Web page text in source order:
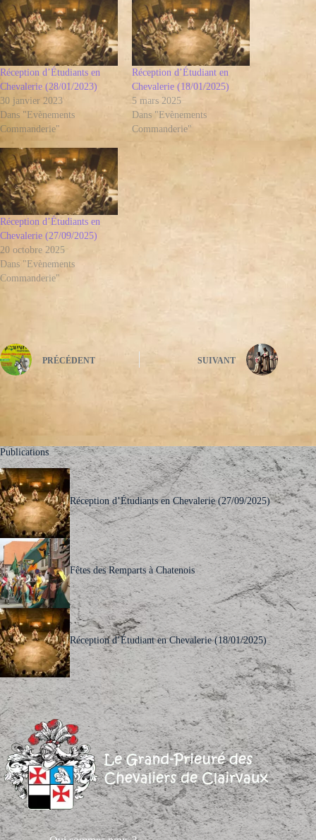
Réception d’Étudiants en
Chevalerie (28/01/2023)
30 janvier 2023
Dans "Evènements
Commanderie"
Réception d’Étudiant en
Chevalerie (18/01/2025)
5 mars 2025
Dans "Evènements
Commanderie"
Réception d’Étudiants en
Chevalerie (27/09/2025)
20 octobre 2025
Dans "Evènements
Commanderie"
PRÉCÉDENT SUIVANT
Publications
Réception d’Étudiants en Chevalerie (27/09/2025)
Fêtes des Remparts à Chatenois
Réception d’Étudiant en Chevalerie (18/01/2025)